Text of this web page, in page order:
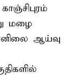
மழை
ஆய்வு